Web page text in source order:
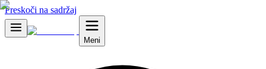
Preskoči na sadržaj
Meni